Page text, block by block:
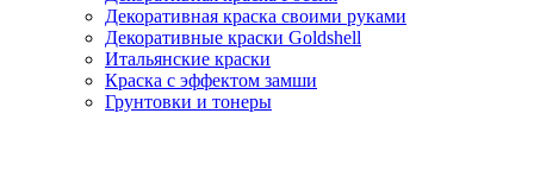
Декоративная краска своими руками
Декоративные краски Goldshell
Итальянские краски
Краска с эффектом замши
Грунтовки и тонеры